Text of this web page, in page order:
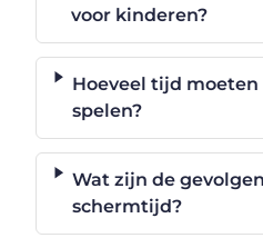
voor kinderen?
Hoeveel tijd
spelen?
Wat zijn de
schermtijd?